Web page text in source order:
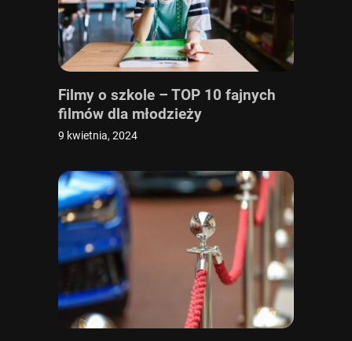
Filmy o szkole – TOP 10 fajnych
filmów dla młodzieży
9 kwietnia, 2024